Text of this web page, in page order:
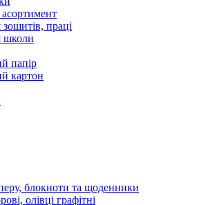
праці
школи
папір
картон
блокноти та щоденники
олівці графітні